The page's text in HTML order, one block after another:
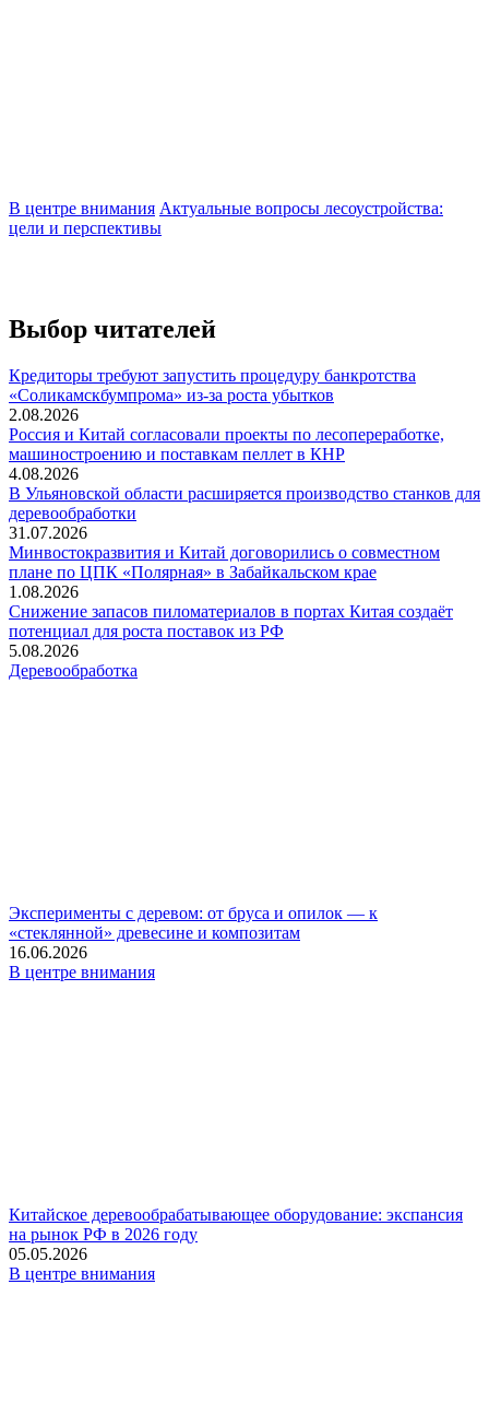
В центре внимания Актуальные вопросы лесоустройства:
цели и перспективы
Выбор читателей
Кредиторы требуют запустить процедуру банкротства
«Соликамскбумпрома» из-за роста убытков
2.08.2026
Россия и Китай согласовали проекты по лесопереработке,
машиностроению и поставкам пеллет в КНР
4.08.2026
В Ульяновской области расширяется производство станков для
деревообработки
31.07.2026
Минвостокразвития и Китай договорились о совместном
плане по ЦПК «Полярная» в Забайкальском крае
1.08.2026
Снижение запасов пиломатериалов в портах Китая создаёт
потенциал для роста поставок из РФ
5.08.2026
Деревообработка
Эксперименты с деревом: от бруса и опилок — к
«стеклянной» древесине и композитам
16.06.2026
В центре внимания
Китайское деревообрабатывающее оборудование: экспансия
на рынок РФ в 2026 году
05.05.2026
В центре внимания